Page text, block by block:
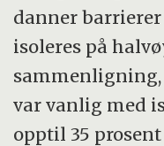
danner
isoleres på
sammenligning,
var vanlig med
opptil 35